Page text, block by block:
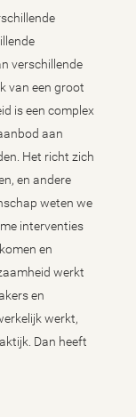
verschillende
van een groot
is een complex
aan
Het richt zich
en andere
weten we
interventies
en
werkt
en
werkt,
Dan heeft